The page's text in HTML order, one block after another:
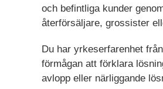
och befintliga kunder
återförsäljare, grossister
Du har yrkeserfarenhet
förmågan att förklara
avlopp eller närliggande